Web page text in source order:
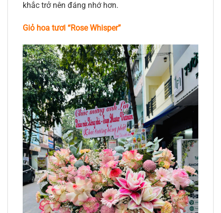
khắc trở nên đáng nhớ hơn.
Giỏ hoa tươi “Rose Whisper”